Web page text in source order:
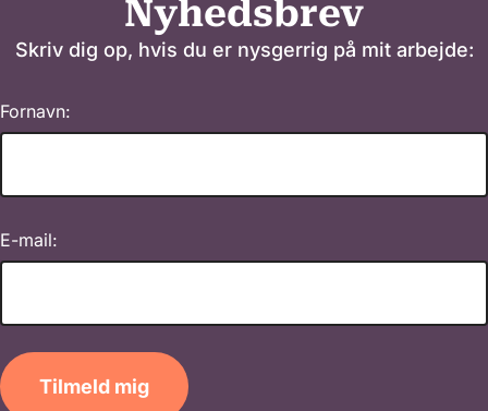
Nyhedsbrev
Skriv dig op, hvis du er nysgerrig på mit arbejde:
Fornavn:
E-mail:
Tilmeld mig